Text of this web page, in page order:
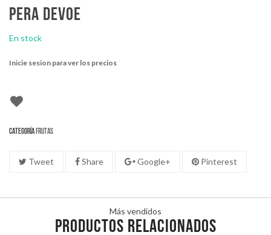
Pera devoe
En stock
Inicie sesion para ver los precios
CategoríaFrutas
Tweet Share Google+ Pinterest
Más vendidos
PRODUCTOS RELACIONADOS